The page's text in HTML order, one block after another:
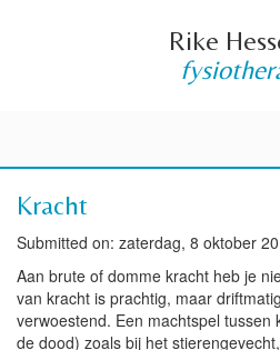
Rike
Kracht
Submitted on: zaterdag, 8 oktober
Aan brute of domme kracht heb je
van kracht is prachtig, maar
verwoestend. Een machtspel tussen
de dood) zoals bij het